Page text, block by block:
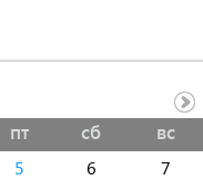
пт сб вс
5 6
7